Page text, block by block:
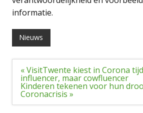
informatie.
Nieuws
Bericht
navigatie
« VisitTwente kiest in Corona
influencer, maar cowfluencer
Kinderen tekenen voor hun
Coronacrisis »